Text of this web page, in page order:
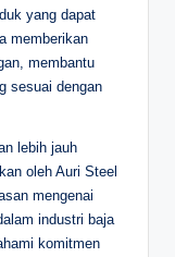
yang dapat
memberikan
membantu
sesuai dengan
lebih jauh
oleh Auri Steel
mengenai
industri baja
komitmen